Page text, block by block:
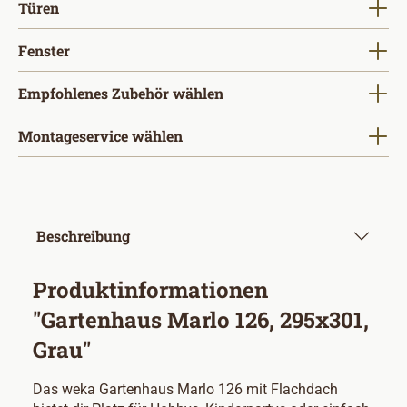
Türen
Fensterauswählen
Empfohlenes Zubehör wählen
Montageservice wählen
Beschreibung
Produktinformationen
"Gartenhaus Marlo 126, 295x301,
Grau"
Das weka Gartenhaus Marlo 126 mit Flachdach